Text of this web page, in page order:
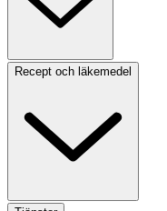
Recept och läkemedel